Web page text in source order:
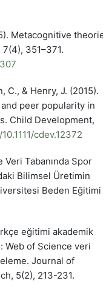
Metacognitive
351–371.
C., & Henry, J. (2015).
peer popularity in
Child Development,
cdev.12372
Veri Tabanında Spor
Bilimsel Üretimin
Beden Eğitimi
eğitimi akademik
Web of Science veri
Journal of
5(2), 213-231.